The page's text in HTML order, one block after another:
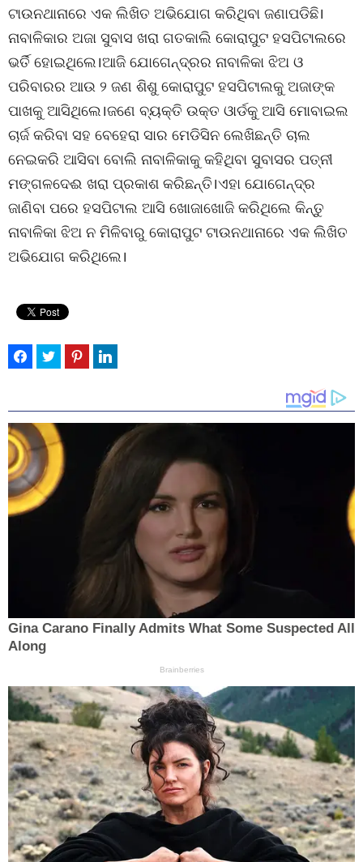
ଟାଉନଥାନାରେ ଏକ ଲିଖିତ ଅଭିଯୋଗ କରିଥିବା ଜଣାପଡିଛି।
ନାବାଳିକାର ଅଜା ସୁବାସ ଖରା ଗତକାଲି କୋରାପୁଟ ହସପିଟାଲରେ
ଭର୍ତି ହୋଇଥିଲେ।ଆଜି ଯୋଗେନ୍ଦ୍ରର ନାବାଳିକା ଝିଅ ଓ
ପରିବାରର ଆଉ ୨ ଜଣ ଶିଶୁ କୋରାପୁଟ ହସପିଟାଲକୁ ଅଜାଙ୍କ
ପାଖକୁ ଆସିଥିଲେ।ଜଣେ ବ୍ୟକ୍ତି ଉକ୍ତ ଓାର୍ଡକୁ ଆସି ମୋବାଇଲ
ଚାର୍ଜ କରିବା ସହ ବେହେରା ସାର ମେଡିସିନ ଲେଖିଛନ୍ତି ଚାଲ
ନେଇକରି ଆସିବା ବୋଲି ନାବାଳିକାକୁ କହିଥିବା ସୁବାସର ପତ୍ନୀ
ମଙ୍ଗଳଦେଈ ଖରା ପ୍ରକାଶ କରିଛନ୍ତି।ଏହା ଯୋଗେନ୍ଦ୍ର
ଜାଣିବା ପରେ ହସପିଟାଲ ଆସି ଖୋଜାଖୋଜି କରିଥିଲେ କିନ୍ତୁ
ନାବାଳିକା ଝିଅ ନ ମିଳିବାରୁ କୋରାପୁଟ ଟାଉନଥାନାରେ ଏକ ଲିଖିତ
ଅଭିଯୋଗ କରିଥିଲେ।